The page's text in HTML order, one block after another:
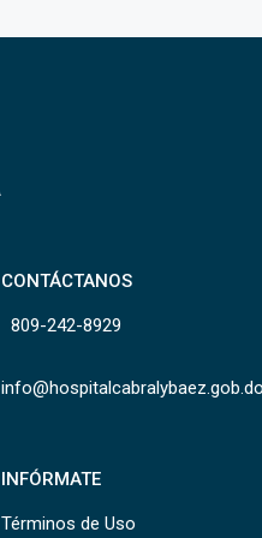
CONTÁCTANOS
809-242-8929
INFÓRMATE
Términos de Uso